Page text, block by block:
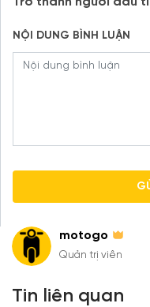
motogo
Quản trị viên
NỘI DUNG BÌNH LUẬN
Tin liên quan